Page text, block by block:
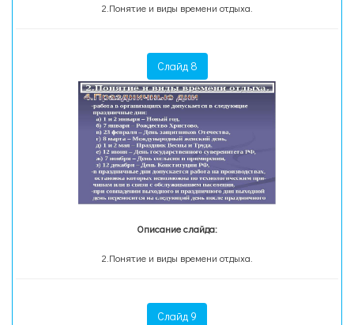
2.Понятие и виды времени отдыха.
Слайд 8
Описание слайда:
2.Понятие и виды времени отдыха.
Слайд 9